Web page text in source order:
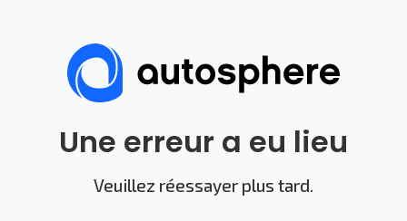
Une erreur a eu lieu
Veuillez réessayer plus tard.